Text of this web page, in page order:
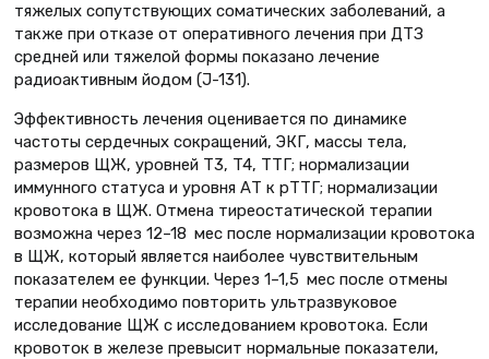
тяжелых сопутствующих соматических заболеваний, а
также при отказе от оперативного лечения при ДТЗ
средней или тяжелой формы показано лечение
радиоактивным йодом (J-131).
Эффективность лечения оценивается по динамике
частоты сердечных сокращений, ЭКГ, массы тела,
размеров ЩЖ, уровней T3, T4, ТТГ; нормализации
иммунного статуса и уровня АТ к рТТГ; нормализации
кровотока в ЩЖ. Отмена тиреостатической терапии
возможна через 12–18 мес после нормализации кровотока
в ЩЖ, который является наиболее чувствительным
показателем ее функции. Через 1–1,5 мес после отмены
терапии необходимо повторить ультразвуковое
исследование ЩЖ с исследованием кровотока. Если
кровоток в железе превысит нормальные показатели,